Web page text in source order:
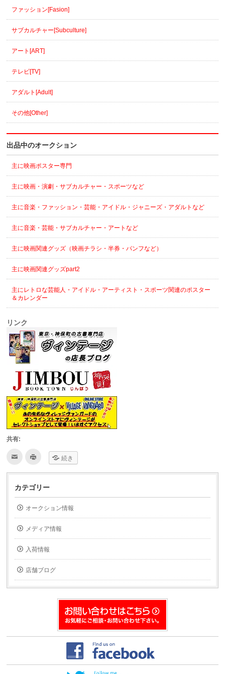
ファッション[Fasion]
サブカルチャー[Subculture]
アート[ART]
テレビ[TV]
アダルト[Adult]
その他[Other]
出品中のオークション
主に映画ポスター専門
主に映画・演劇・サブカルチャー・スポーツなど
主に音楽・ファッション・芸能・アイドル・ジャニーズ・アダルトなど
主に音楽・芸能・サブカルチャー・アートなど
主に映画関連グッズ（映画チラシ・半券・パンフなど）
主に映画関連グッズpart2
主にレトロな芸能人・アイドル・アーティスト・スポーツ関連のポスター
＆カレンダー
リンク
共有:
ク
て
友
達
へ
メ
ー
で
送
信
(新
し
い
ィ
ド
ウ
ク
て
印
刷
(新
し
い
ィ
ン
ド
ウ
で
開
ま
続き
カテゴリー
オークション情報
メディア情報
入荷情報
店舗ブログ